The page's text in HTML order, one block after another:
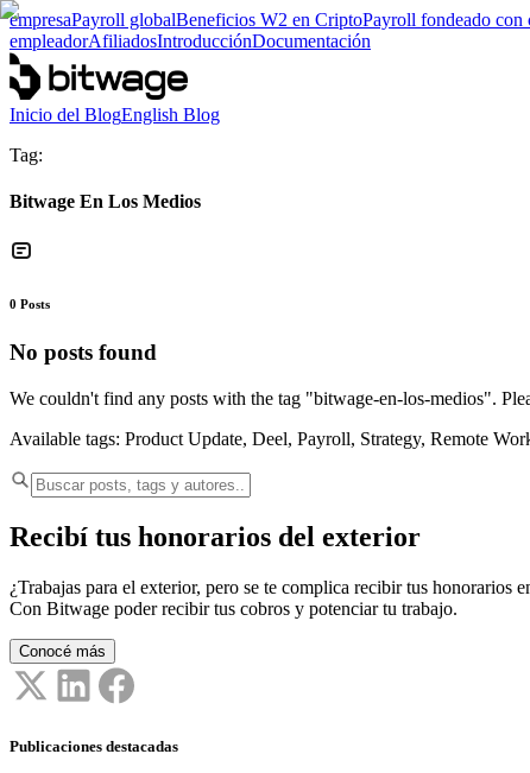
empresaPayroll globalBeneficios W2 en CriptoPayroll fondeado con
empleadorAfiliadosIntroducciónDocumentación
Inicio del BlogEnglish Blog
Tag:
Bitwage En Los Medios
0 Posts
No posts found
We couldn't find any posts with the tag "bitwage-en-los-medios".
Available tags: Product Update, Deel, Payroll, Strategy, Remote
Recibí tus honorarios del exterior
¿Trabajas para el exterior, pero se te complica recibir tus honorarios
Con Bitwage poder recibir tus cobros y potenciar tu trabajo.
Conocé más
Publicaciones destacadas